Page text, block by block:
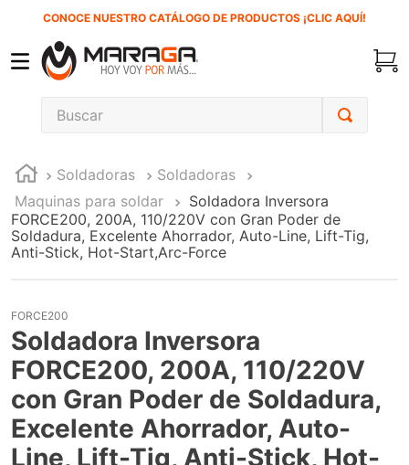
CONOCE NUESTRO CATÁLOGO DE PRODUCTOS ¡CLIC AQUÍ!
Buscar
Soldadoras
Soldadoras
Maquinas para soldar
Soldadora Inversora
FORCE200, 200A, 110/220V con Gran Poder de
Soldadura, Excelente Ahorrador, Auto-Line, Lift-Tig,
Anti-Stick, Hot-Start,Arc-Force
FORCE200
Soldadora Inversora
FORCE200, 200A, 110/220V
con Gran Poder de Soldadura,
Excelente Ahorrador, Auto-
Line, Lift-Tig, Anti-Stick, Hot-
1.
inversora
2 .
carbones
3.
sierra cinta
6.
lenox
7.
esmeriladora
8.
clavos
9.
ke500